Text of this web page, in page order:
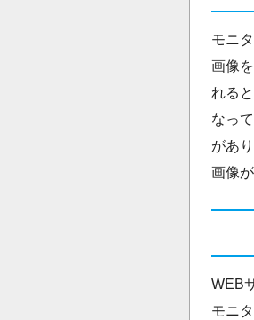
モニ
画像
れる
なっ
があ
画像
WEB
モニ